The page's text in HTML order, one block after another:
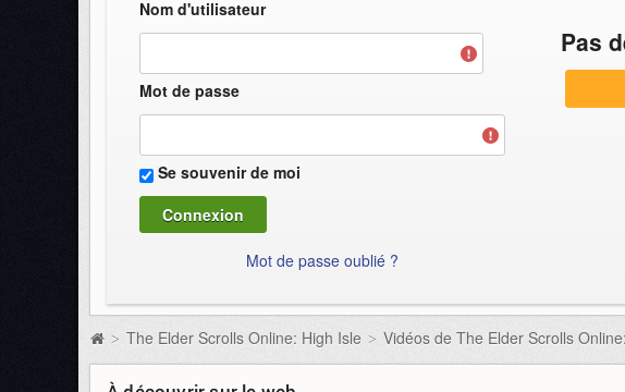
Nom d'utilisateur
Mot de passe
Se souvenir de moi
Mot de passe oublié ?
Pas
> The Elder Scrolls Online: High Isle > Vidéos de The Elder Scrolls